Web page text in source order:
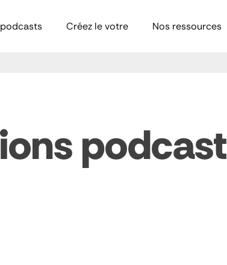
Créez le votre Nos ressources
podcast